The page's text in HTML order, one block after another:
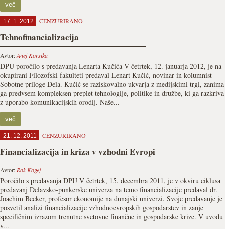
več
17. 1. 2012 CENZURIRANO
Tehnofinancializacija
Avtor:Anej Korsika
DPU poročilo s predavanja Lenarta Kučića V četrtek, 12. januarja 2012, je na
okupirani Filozofski fakulteti predaval Lenart Kučić, novinar in kolumnist
Sobotne priloge Dela. Kučić se raziskovalno ukvarja z medijskimi trgi, zanima
ga predvsem kompleksen preplet tehnologije, politike in družbe, ki ga razkriva
z uporabo komunikacijskih orodij. Naše...
več
21. 12. 2011 CENZURIRANO
Financializacija in kriza v vzhodni Evropi
Avtor: Rok Kogej
Poročilo s predavanja DPU V četrtek, 15. decembra 2011, je v okviru ciklusa
predavanj Delavsko-punkerske univerza na temo financializacije predaval dr.
Joachim Becker, profesor ekonomije na dunajski univerzi. Svoje predavanje je
posvetil analizi financializacije vzhodnoevropskih gospodarstev in zanje
specifičnim izrazom trenutne svetovne finančne in gospodarske krize. V uvodu
v...